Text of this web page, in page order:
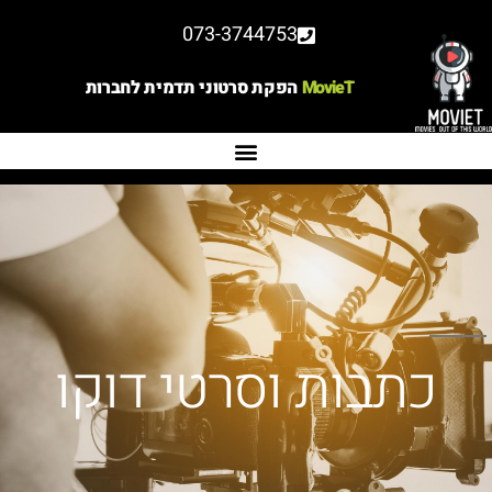
073-3744753
MovieTהפקת סרטוני תדמית לחברות
כתבות וסרטי דוקו